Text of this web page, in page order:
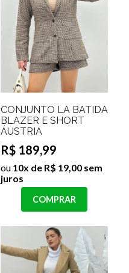
CONJUNTO LÃ BATIDA
BLAZER E SHORT
ÁUSTRIA
R$ 189,99
ou 10x de R$ 19,00 sem
juros
COMPRAR